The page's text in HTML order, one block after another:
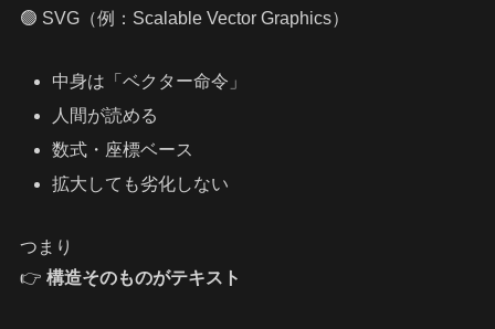
🟢 SVG（例：Scalable Vector Graphics）
中身は「ベクター命令」
人間が読める
数式・座標ベース
拡大しても劣化しない
つまり
👉構造そのものがテキスト